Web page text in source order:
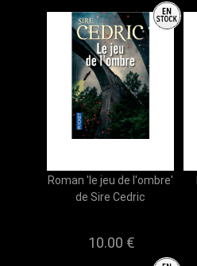
Roman 'le jeu de l'ombre'
de Sire Cedric
10.00 €